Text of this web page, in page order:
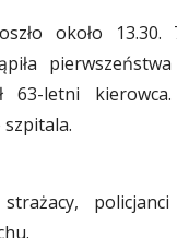
około 13.30.
63-letni